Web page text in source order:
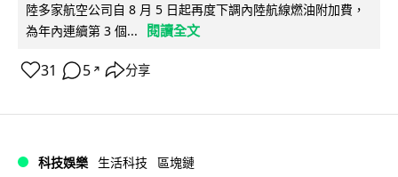
陸多家航空公司自 8 月 5 日起再度下調內陸航線燃油附加費，
為年內連續第 3 個...
閱讀全文
31 5 ↗ 分享
科技娛樂 生活科技 區塊鏈